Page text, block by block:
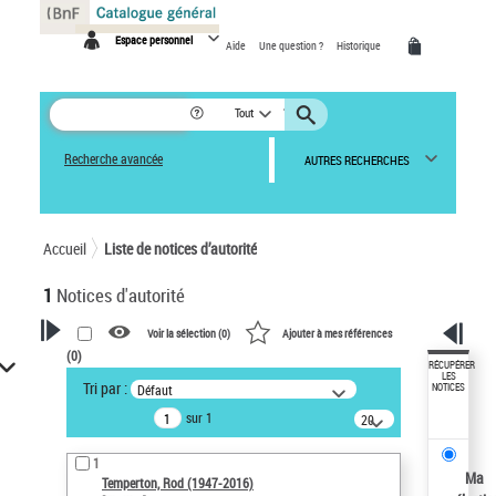
Espace personnel Aide Une question ? Historique
Tout
Recherche avancée AUTRES RECHERCHES
Accueil Liste de notices d’autorité
1 Notices d'autorité
VOTRE RECHERCHE
Recherche avancée dans les
notices d’autorité
Œuvres liées à l'auteur :
Temperton, Rod (1947-2016)
Voir la sélection (0) Ajouter à mes références
(0)
Tri par : Défaut
sur 1
20
résultats/page
1
Temperton, Rod (1947-2016)
RÉCUPÉRER
LES
NOTICES
Ma
Panneau de gestion des cookies